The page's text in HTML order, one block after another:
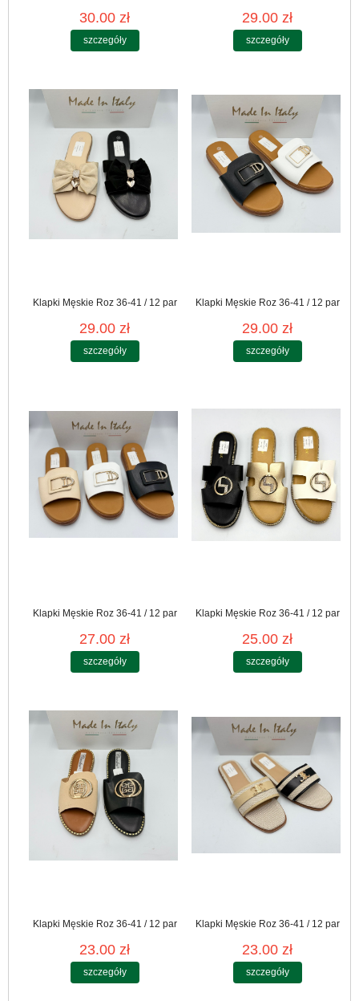
30.00 zł
szczegóły
29.00 zł
szczegóły
Klapki Męskie Roz 36-41 / 12 par
29.00 zł
szczegóły
Klapki Męskie Roz 36-41 / 12 par
29.00 zł
szczegóły
Klapki Męskie Roz 36-41 / 12 par
27.00 zł
szczegóły
Klapki Męskie Roz 36-41 / 12 par
25.00 zł
szczegóły
Klapki Męskie Roz 36-41 / 12 par
23.00 zł
szczegóły
Klapki Męskie Roz 36-41 / 12 par
23.00 zł
szczegóły